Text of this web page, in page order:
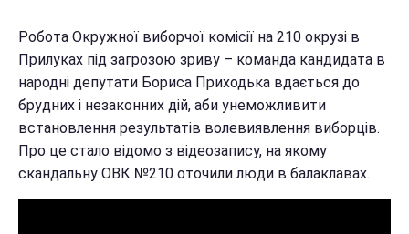
Робота Окружної виборчої комісії на 210 окрузі в
Прилуках під загрозою зриву – команда кандидата в
народні депутати Бориса Приходька вдається до
брудних і незаконних дій, аби унеможливити
встановлення результатів волевиявлення виборців.
Про це стало відомо з відеозапису, на якому
скандальну ОВК №210 оточили люди в балаклавах.